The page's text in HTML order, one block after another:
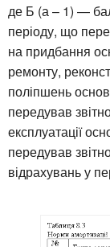
де Б (а – 1) —
періоду, що
на придбання
ремонту,
поліпшень
передував
експлуатації
передував
відрахувань у